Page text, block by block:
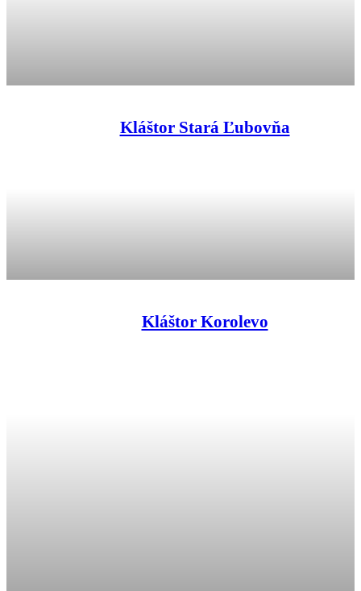
Kláštor Stará Ľubovňa
Kláštor Korolevo